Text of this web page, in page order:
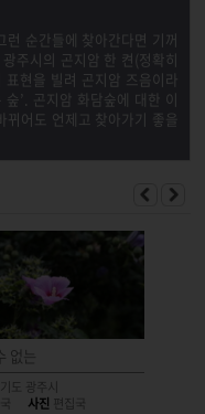
런 순간들에 찾아간다면 기꺼
주시의 곤지암 한 켠(정확히
현을 빌려 곤지암 즈음이라
’. 곤지암 화담숲에 대한 이
어도 언제고 찾아가기 좋을
없는
기도 광주시
사진 편집국